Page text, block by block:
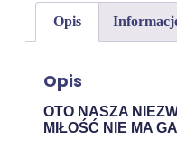
Opis
Opis
OTO NASZA
MIŁOŚĆ NIE MA